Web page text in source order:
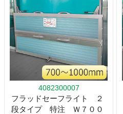
4082300007
フラッドセーフライト ２
段タイプ 特注 Ｗ７００